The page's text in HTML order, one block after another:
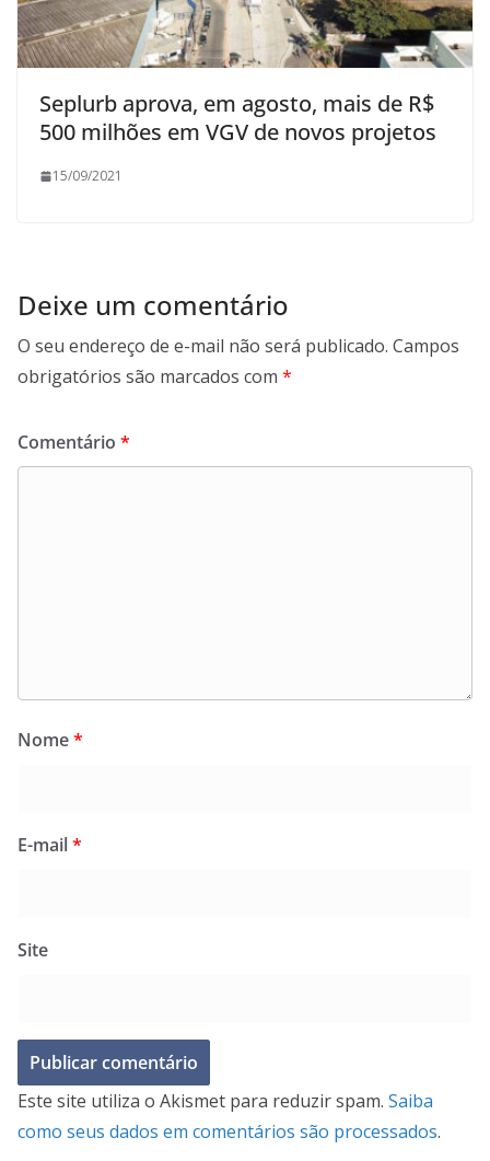
Seplurb aprova, em agosto, mais de R$
500 milhões em VGV de novos projetos
15/09/2021
Deixe um comentário
O seu endereço de e-mail não será publicado. Campos
obrigatórios são marcados com *
Comentário *
Nome*
E-mail*
Site
Este site utiliza o Akismet para reduzir spam. Saiba
como seus dados em comentários são processados.